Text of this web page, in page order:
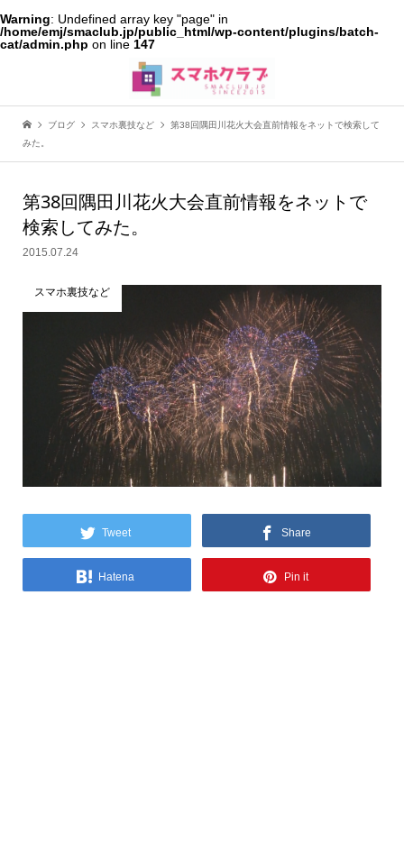
Warning: Undefined array key "page" in
/home/emj/smaclub.jp/public_html/wp-content/plugins/batch-
cat/admin.php on line 147
ブログ スマホ裏技など
第38回隅田川花火大会直前情報をネットで検索して
みた。
第38回隅田川花火大会直前情報をネットで
検索してみた。
2015.07.24
スマホ裏技など
Tweet Share
Hatena Pin it